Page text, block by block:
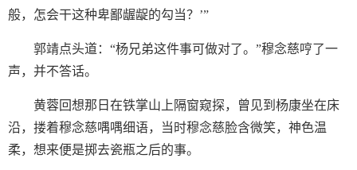
般，怎会干这种卑鄙龌龊的勾当？’”
郭靖点头道：“杨兄弟这件事可做对了。”穆念慈哼了一
声，并不答话。
黄蓉回想那日在铁掌山上隔窗窥探，曾见到杨康坐在床
沿，搂着穆念慈喁喁细语，当时穆念慈脸含微笑，神色温
柔，想来便是掷去瓷瓶之后的事。